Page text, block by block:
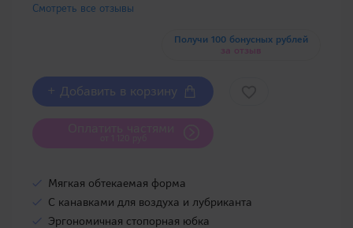
Смотреть все отзывы
Получи 100 бонусных рублей
за отзыв
+ Добавить в корзину
Мягкая обтекаемая форма
С канавками для воздуха и лубриканта
Эргономичная стопорная юбка